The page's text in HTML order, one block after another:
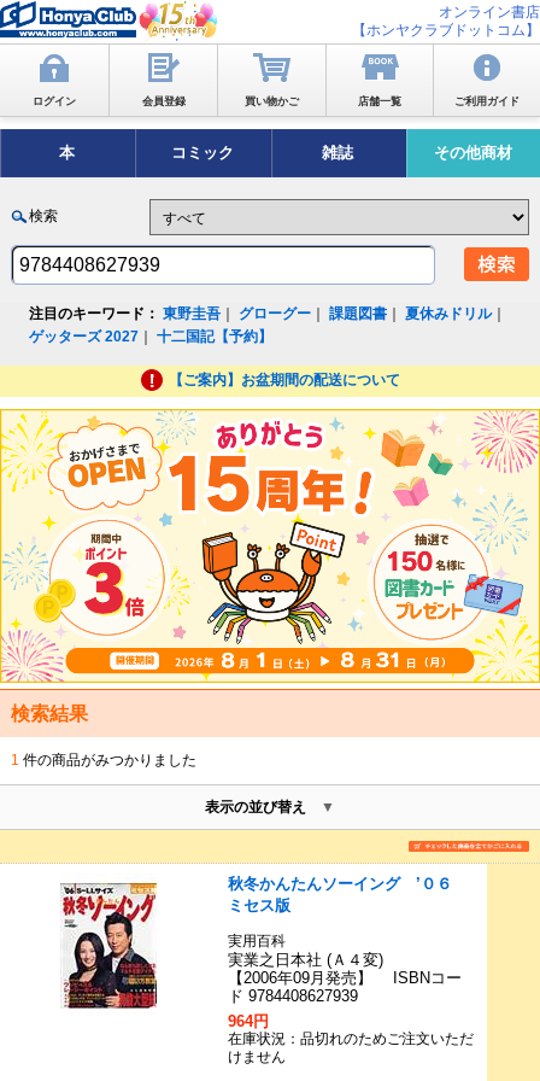
オンライン書店
【ホンヤクラブドットコム】
ログイン 会員登録 買い物かご 店舗一覧 ご利用ガイド
本 コミック 雑誌 その他商材
検索
注目のキーワード： 東野圭吾 グローグー ｜課題図書 ｜夏休みドリル｜
ゲッターズ 2027 ｜十二国記【予約】
【ご案内】お盆期間の配送について
検索結果
1 件の商品がみつかりました
表示の並び替え
秋冬かんたんソーイング ’０６
ミセス版
実用百科
実業之日本社 (Ａ４変)
【2006年09月発売】 ISBNコー
ド 9784408627939
964円
在庫状況：品切れのためご注文いただ
けません